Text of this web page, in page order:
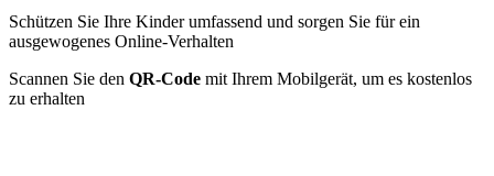
Schützen Sie Ihre Kinder umfassend und sorgen Sie für ein
ausgewogenes Online-Verhalten
Scannen Sie den QR-Code mit Ihrem Mobilgerät, um es kostenlos
zu erhalten